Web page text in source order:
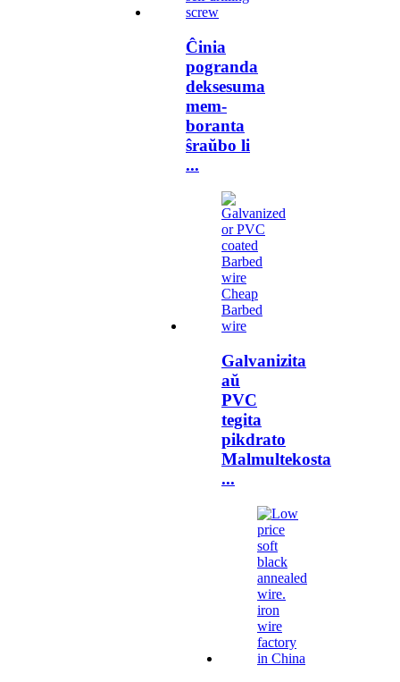
Ĉinia
pogranda
deksesuma
mem-
boranta
ŝraŭbo li
...
Galvanizita
aŭ
PVC
tegita
pikdrato
Malmultekosta
...